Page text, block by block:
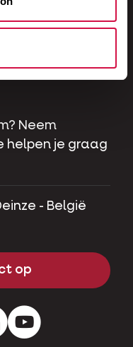
Neem
helpen je graag
- België
op
LinkedInYoutube